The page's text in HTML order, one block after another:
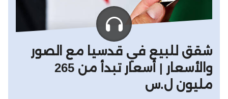
شقق للبيع في قدسيا مع الصور
والأسعار | أسعار تبدأ من 265
مليون ل.س